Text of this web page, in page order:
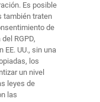
Iniciar sesión
Ajustes de cookies
Es posible
también traten
de
RGPD,
UU., sin una
los
un nivel
leyes de
las